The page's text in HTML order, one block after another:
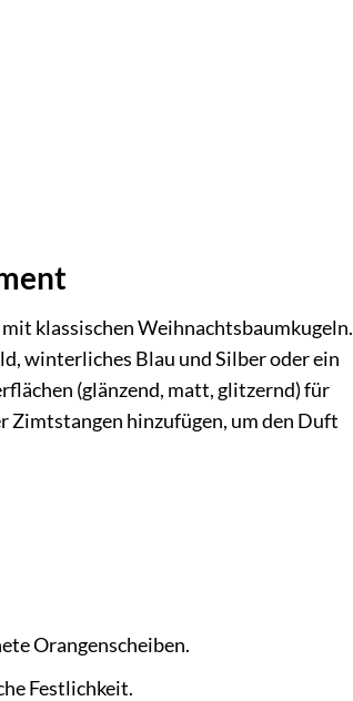
klassischen Weihnachtsbaumkugeln.
winterliches Blau und Silber oder ein
(glänzend, matt, glitzernd) für
Zimtstangen hinzufügen, um den Duft
Orangenscheiben.
Festlichkeit.